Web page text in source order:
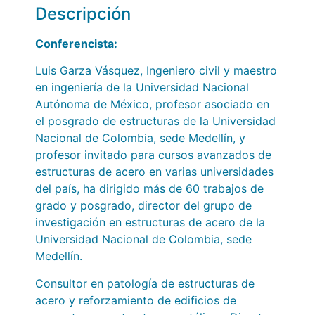
Descripción
Conferencista:
Luis Garza Vásquez, Ingeniero civil y maestro
en ingeniería de la Universidad Nacional
Autónoma de México, profesor asociado en
el posgrado de estructuras de la Universidad
Nacional de Colombia, sede Medellín, y
profesor invitado para cursos avanzados de
estructuras de acero en varias universidades
del país, ha dirigido más de 60 trabajos de
grado y posgrado, director del grupo de
investigación en estructuras de acero de la
Universidad Nacional de Colombia, sede
Medellín.
Consultor en patología de estructuras de
acero y reforzamiento de edificios de